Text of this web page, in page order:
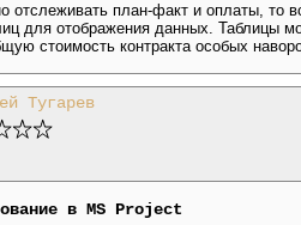
отслеживать план-факт и оплаты, то
для отображения данных. Таблицы
стоимость контракта особых
Тугарев
в MS Project